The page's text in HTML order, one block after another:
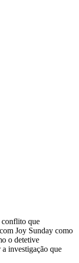
que
Joy Sunday como
o detetive
investigação que